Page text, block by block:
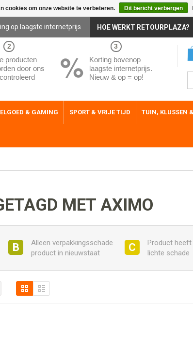
op laagste internetprijs HOE WERKT RETOURPLAZA?
2
producten
door ons
3
Korting bovenop
laagste internetprijs.
Nieuw & op = op!
& GAMING SPORT & VRIJE TIJD TUIN, KLUSSEN
MET AXIMO
B
Alleen verpakkingsschade
product in nieuwstaat
C
Product heeft
lichte schade
cookies om onze website te verbeteren. Dit bericht verbergen